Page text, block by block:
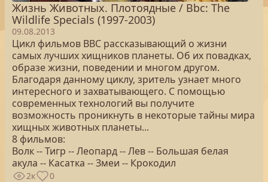
Жизнь Животных. Плотоядные / Bbc: The
Wildlife Specials (1997-2003)
09.08.2013
Цикл фильмов BBC рассказывающий о жизни
самых лучших хищников планеты. Об их повадках,
образе жизни, поведении и многом другом.
Благодаря данному циклу, зритель узнает много
интересного и захватывающего. С помощью
современных технологий вы получите
возможность проникнуть в некоторые тайны мира
хищных животных планеты...
8 фильмов:
Волк -- Тигр -- Леопард -- Лев -- Большая белая
акула -- Касатка -- Змеи -- Крокодил
2к 0